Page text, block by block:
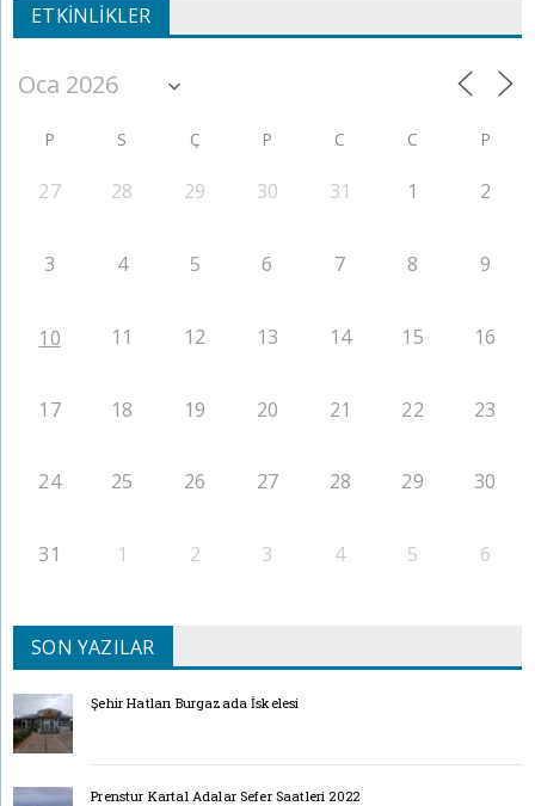
ETKINLIKLER
P S Ç P C C P
27 28 29 30 31 1 2
3 4 5 6 7 8 9
10 11 12 13 14 15 16
17 18 19 20 21 22 23
24 25 26 27 28 29 30
31 1 2 3 4 5 6
SON YAZILAR
Şehir Hatları Burgazada İskelesi
Prenstur Kartal Adalar Sefer Saatleri 2022